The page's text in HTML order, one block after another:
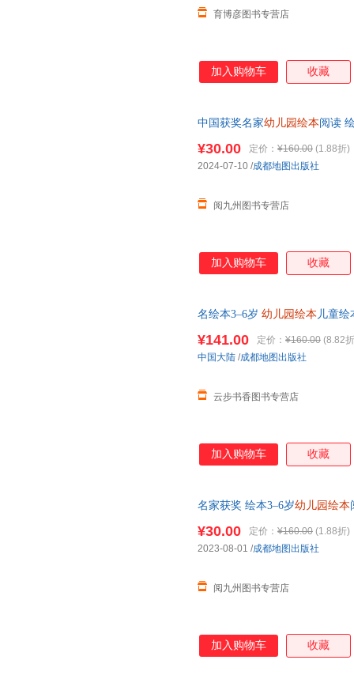
育博彦图书专营店
加入购物车 收藏
中国获奖名家幼儿园绘本阅读
¥30.00 定价： ¥160.00 (1.88折)
阅九州图书专营店
2024-07-10 /成都地图出版社
加入购物车 收藏
名绘本3–6岁 幼儿园绘本 儿童绘
¥141.00 定价： ¥160.00 (8.82
云步书香图书专营店
中国大陆 /成都地图出版社
加入购物车 收藏
名家获奖 绘本3–6岁幼儿园绘本
¥30.00 定价： ¥160.00 (1.88折)
阅九州图书专营店
2023-08-01 /成都地图出版社
加入购物车 收藏